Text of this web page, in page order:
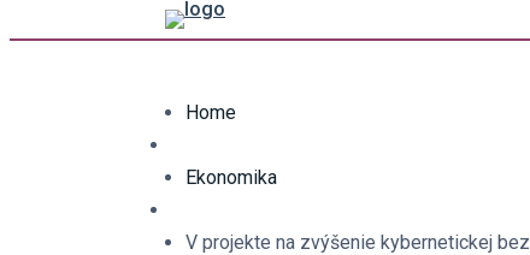
Home
Ekonomika
V projekte na zvýšenie kybernetickej